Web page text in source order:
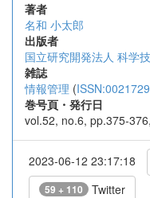
著者
名和 小太郎
出版者
国立研究開発法人 科学
雑誌
情報管理 (
巻号頁・発行日
vol.52, no.6, pp.375-
2023-06-12 23:17:18
59 + 110 Twitter